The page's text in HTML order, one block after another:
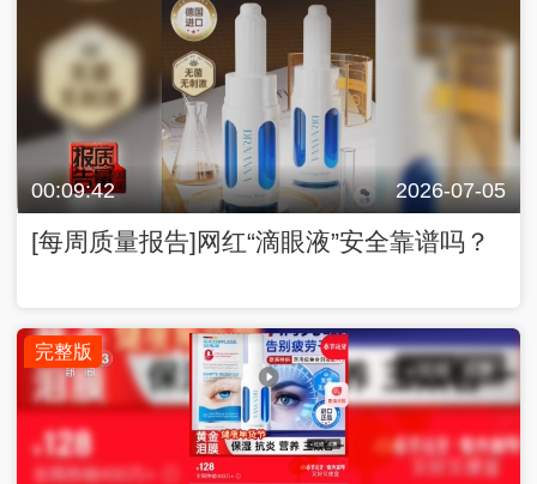
00:09:42 2026-07-05
[每周质量报告]网红“滴眼液”安全靠谱吗？
完整版